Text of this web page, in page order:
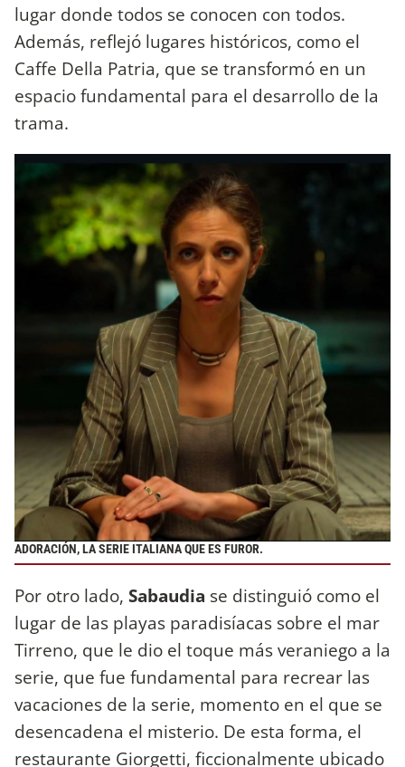
lugar donde todos se conocen con todos.
Además, reflejó lugares históricos, como el
Caffe Della Patria, que se transformó en un
espacio fundamental para el desarrollo de la
trama.
ADORACIÓN, LA SERIE ITALIANA QUE ES FUROR.
Por otro lado, Sabaudia se distinguió como el
lugar de las playas paradisíacas sobre el mar
Tirreno, que le dio el toque más veraniego a la
serie, que fue fundamental para recrear las
vacaciones de la serie, momento en el que se
desencadena el misterio. De esta forma, el
restaurante Giorgetti, ficcionalmente ubicado